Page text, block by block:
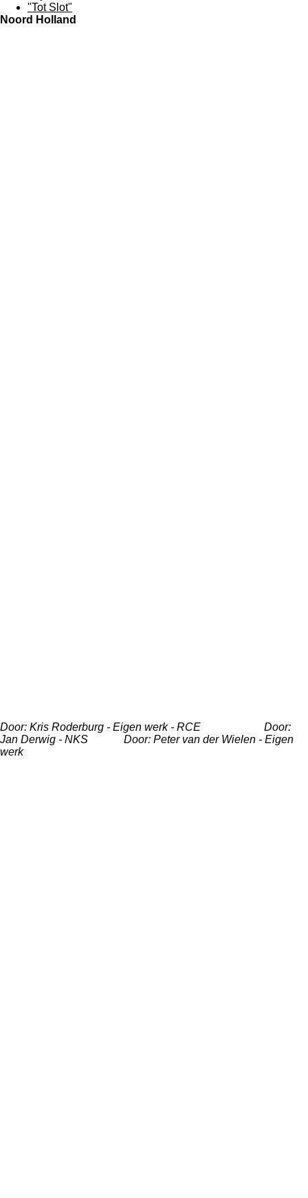
"Tot Slot"
Noord Holland
Door: Kris Roderburg - Eigen werk - RCE Door:
Jan Derwig - NKS Door: Peter van der Wielen - Eigen
werk